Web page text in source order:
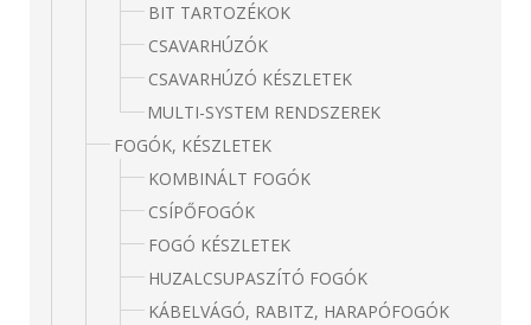
BIT TARTOZÉKOK
CSAVARHÚZÓK
CSAVARHÚZÓ KÉSZLETEK
MULTI-SYSTEM RENDSZEREK
FOGÓK, KÉSZLETEK
KOMBINÁLT FOGÓK
CSÍPŐFOGÓK
FOGÓ KÉSZLETEK
HUZALCSUPASZÍTÓ FOGÓK
KÁBELVÁGÓ, RABITZ, HARAPÓFOGÓK